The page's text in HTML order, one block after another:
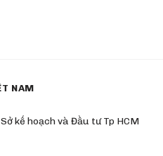
NAM
kế hoạch và Đầu tư Tp HCM